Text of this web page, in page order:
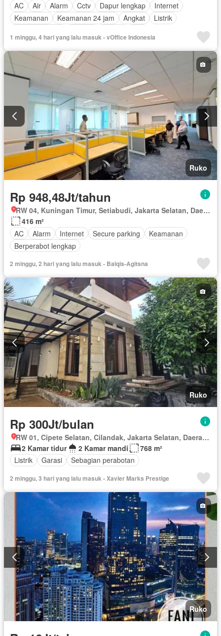
AC
Air Alarm Cctv Dapur lengkap
Internet
Keamanan
Keamanan 24 jam Angkat
Listrik
Berperabot lengkap
1 minggu, 4 hari yang lalu masuk - vOffice Indonesia
Ruko
Rp 948,48Jt/tahun
RW 04, Kuningan Timur, Setiabudi, Jakarta Selatan, Daerah Khusus Ibukota Jakarta
416 m²
AC
Alarm Internet Secure parking
Keamanan
Berperabot lengkap
2 minggu, 2 hari yang lalu masuk - Balqis-Agitsna
Ruko
Rp 300Jt/bulan
RW 01, Cipete Selatan, Cilandak, Jakarta Selatan, Daerah Khusus Ibukota Jakarta
2 Kamar tidur
2 Kamar mandi
768 m²
Listrik
Garasi Sebagian perabotan
2 minggu, 3 hari yang lalu masuk - Xavier Marks Prestige
Ruko